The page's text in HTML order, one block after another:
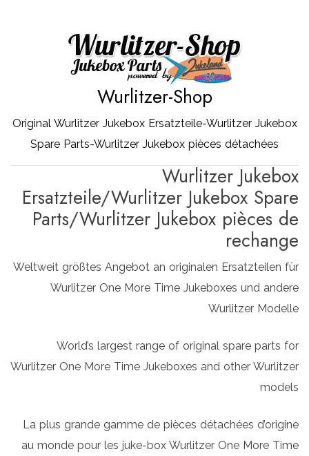
Wurlitzer-Shop
Original Wurlitzer Jukebox Ersatzteile-Wurlitzer Jukebox
Spare Parts-Wurlitzer Jukebox pièces détachées
Wurlitzer Jukebox
Ersatzteile/Wurlitzer Jukebox Spare
Parts/Wurlitzer Jukebox pièces de
rechange
Weltweit größtes Angebot an originalen Ersatzteilen für
Wurlitzer One More Time Jukeboxes und andere
Wurlitzer Modelle
World’s largest range of original spare parts for
Wurlitzer One More Time Jukeboxes and other Wurlitzer
models
La plus grande gamme de pièces détachées d’origine
au monde pour les juke-box Wurlitzer One More Time